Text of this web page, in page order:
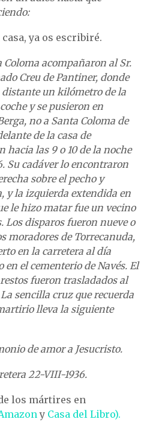
casa, ya os escribiré.
Coloma acompañaron al Sr.
Creu de Pantiner, donde
distante un kilómetro de la
y se pusieron en
no a Santa Coloma de
de la casa de
hacia las 9 o 10 de la noche
Su cadáver lo encontraron
sobre el pecho y
y la izquierda extendida en
le hizo matar fue un vecino
Los disparos fueron nueve o
moradores de Torrecanuda,
en la carretera al día
el cementerio de Navés. El
restos fueron trasladados al
sencilla cruz que recuerda
lleva la siguiente
de amor a Jesucristo.
22-VIII-1936.
los mártires en
y Casa del Libro).